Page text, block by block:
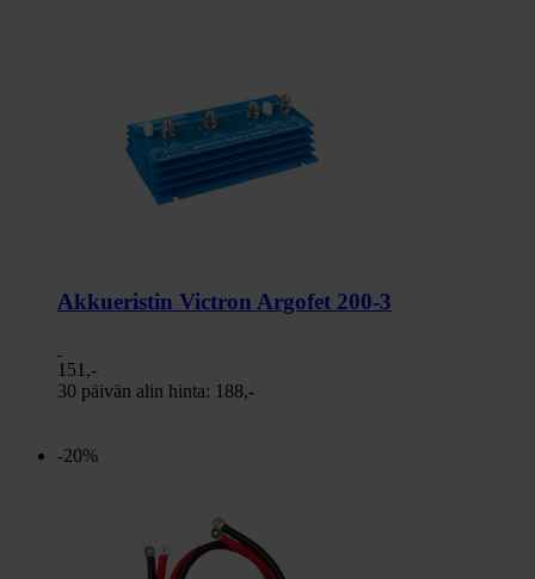
Akkueristin Victron Argofet 200-3
151,-
30 päivän alin hinta: 188,-
-20%